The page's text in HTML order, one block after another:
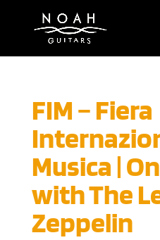
FIM – Fiera
Musica |
with The
Zeppelin